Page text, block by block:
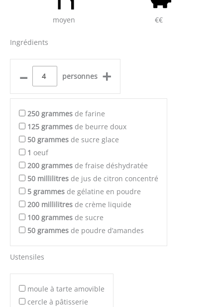
moyen €€
Ingrédients
– personnes +
250 grammes de farine
125 grammes de beurre doux
50 grammes de sucre glace
1 oeuf
200 grammes de fraise déshydratée
50 millilitres de jus de citron concentré
5 grammes de gélatine en poudre
200 millilitres de crème liquide
100 grammes de sucre
50 grammes de poudre d’amandes
Ustensiles
moule à tarte amovible
cercle à pâtisserie